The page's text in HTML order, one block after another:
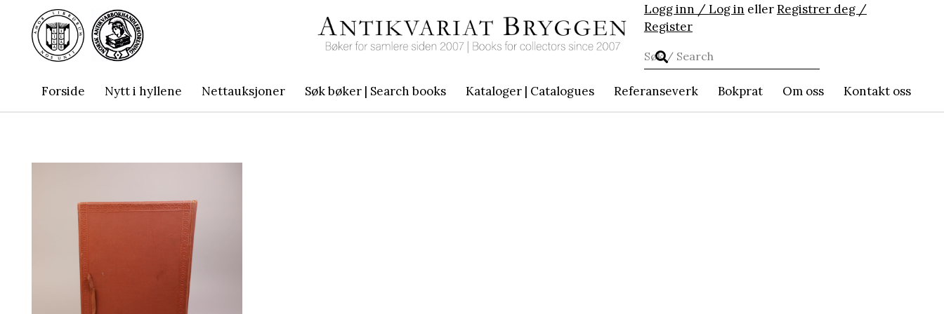
Logg inn / Log in ellerRegistrer deg /
Register
Forside Nytt i hyllene Nettauksjoner Søk bøker | Search books Kataloger | Catalogues Referanseverk Bokprat Om oss Kontakt oss